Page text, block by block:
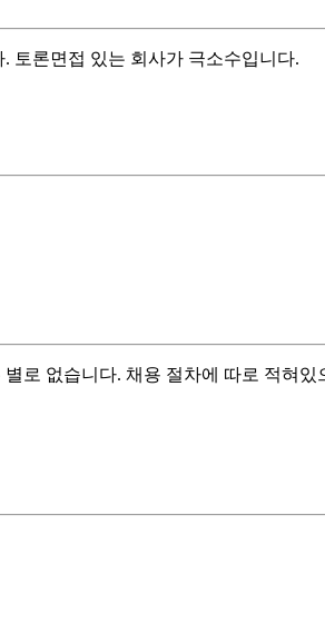
토론면접 있는 회사가 극소수입니다.
로 없습니다. 채용 절차에 따로 적혀